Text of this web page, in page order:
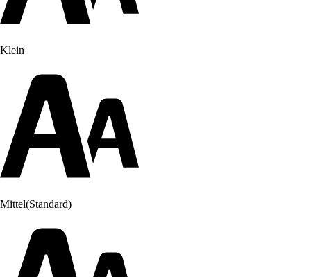
Klein
Mittel(Standard)